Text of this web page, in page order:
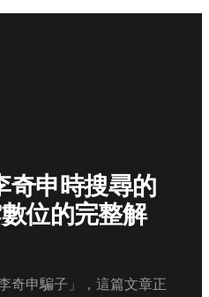
奇申時搜尋的
位的完整解
奇申騙子」，這篇文章正